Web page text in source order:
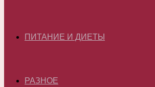
ПИТАНИЕ И ДИЕТЫ
РАЗНОЕ